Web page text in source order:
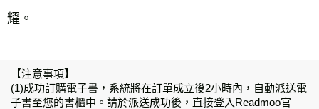
耀。
【注意事項】
(1)成功訂購電子書，系統將在訂單成立後2小時內，自動派送電
子書至您的書櫃中。請於派送成功後，直接登入Readmoo官